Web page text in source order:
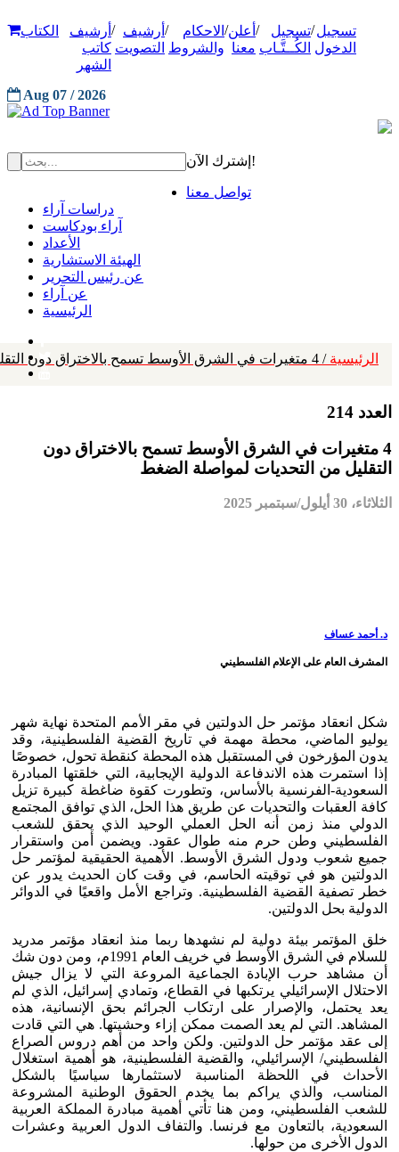
تسجيل
الدخول
/تسجيل
الكُــتَّـاب
/ أعلن
معنا
/ الاحكام
والشروط
/ أرشيف
التصويت
/ أرشيف
كاتب
الشهر
الكتاب
Aug 07 / 2026
إشترك الآن!
تواصل معنا
دراسات آراء
آراء بودكاست
الأعداد
الهيئة الاستشارية
عن رئيس التحرير
عن آراء
الرئيسية
الرئيسية / 4 متغيرات في الشرق الأوسط تسمح بالاختراق دون التقليل من التحديات لمواصلة الضغط
العدد 214
4 متغيرات في الشرق الأوسط تسمح بالاختراق دون
التقليل من التحديات لمواصلة الضغط
الثلاثاء، 30 أيلول/سبتمبر 2025
د. أحمد عساف
المشرف العام على الإعلام الفلسطيني
شكل انعقاد مؤتمر حل الدولتين في مقر الأمم المتحدة نهاية شهر
يوليو الماضي، محطة مهمة في تاريخ القضية الفلسطينية، وقد
يدون المؤرخون في المستقبل هذه المحطة كنقطة تحول، خصوصًا
إذا استمرت هذه الاندفاعة الدولية الإيجابية، التي خلقتها المبادرة
السعودية-الفرنسية بالأساس، وتطورت كقوة ضاغطة كبيرة تزيل
كافة العقبات والتحديات عن طريق هذا الحل، الذي توافق المجتمع
الدولي منذ زمن أنه الحل العملي الوحيد الذي يحقق للشعب
الفلسطيني وطن حرم منه طوال عقود. ويضمن أمن واستقرار
جميع شعوب ودول الشرق الأوسط. الأهمية الحقيقية لمؤتمر حل
الدولتين هو في توقيته الحاسم، في وقت كان الحديث يدور عن
خطر تصفية القضية الفلسطينية. وتراجع الأمل واقعيًا في الدوائر
الدولية بحل الدولتين.
خلق المؤتمر بيئة دولية لم نشهدها ربما منذ انعقاد مؤتمر مدريد
للسلام في الشرق الأوسط في خريف العام 1991م، ومن دون شك
أن مشاهد حرب الإبادة الجماعية المروعة التي لا يزال جيش
الاحتلال الإسرائيلي يرتكبها في القطاع، وتمادي إسرائيل، الذي لم
يعد يحتمل، والإصرار على ارتكاب الجرائم بحق الإنسانية، هذه
المشاهد. التي لم يعد الصمت ممكن إزاء وحشيتها. هي التي قادت
إلى عقد مؤتمر حل الدولتين. ولكن واحد من أهم دروس الصراع
الفلسطيني/ الإسرائيلي، والقضية الفلسطينية، هو أهمية استغلال
الأحداث في اللحظة المناسبة لاستثمارها سياسيًا بالشكل
المناسب، والذي يراكم بما يخدم الحقوق الوطنية المشروعة
للشعب الفلسطيني، ومن هنا تأتي أهمية مبادرة المملكة العربية
السعودية، بالتعاون مع فرنسا. والتفاف الدول العربية وعشرات
الدول الأخرى من حولها.